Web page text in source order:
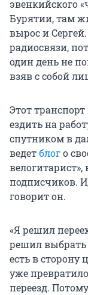
эвенкийского
Бурятии, там
вырос и
радиосвязи,
один день не
взяв с собой
Этот
ездить на
спутником в
ведетблого
велогитарист»,
подписчиков.
говорит он.
«Я решил
решил
есть в сторону
уже
переезд.